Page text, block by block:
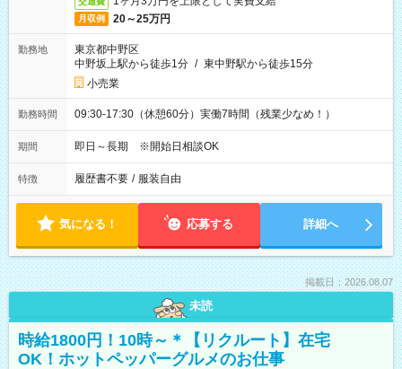
月収例 20～25万円
勤務地
東京都中野区
中野坂上駅から徒歩1分 / 東中野駅から徒歩15分
小売業
勤務時間 09:30-17:30（休憩60分）実働7時間（残業少なめ！）
期間 即日～長期 ※開始日相談OK
特徴 履歴書不要 / 服装自由
気になる！ 応募する 詳細へ
掲載日：2026.08.07
未読
時給1800円！10時～＊【リクルート】在宅
OK！ホットペッパーグルメのお仕事